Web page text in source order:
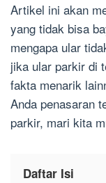
Artikel ini akan
yang tidak bisa
mengapa ular
jika ular parkir di
fakta menarik
Anda penasaran
parkir, mari kita
Daftar Isi